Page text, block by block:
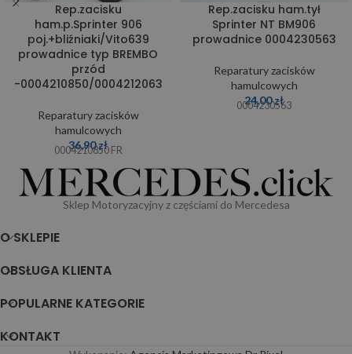
Rep.zacisku
ham.p.Sprinter 906
poj.+bliźniaki/Vito639
prowadnice typ BREMBO
przód
-0004210850/0004212063
Reparatury zacisków
hamulcowych
36,90zł
0004210850 FR
Rep.zacisku ham.tył
Sprinter NT BM906
prowadnice 0004230563
Reparatury zacisków
hamulcowych
24,00zł
0004230563
Sklep Motoryzacyjny z częściami do Mercedesa
O SKLEPIE
OBSŁUGA KLIENTA
POPULARNE KATEGORIE
KONTAKT